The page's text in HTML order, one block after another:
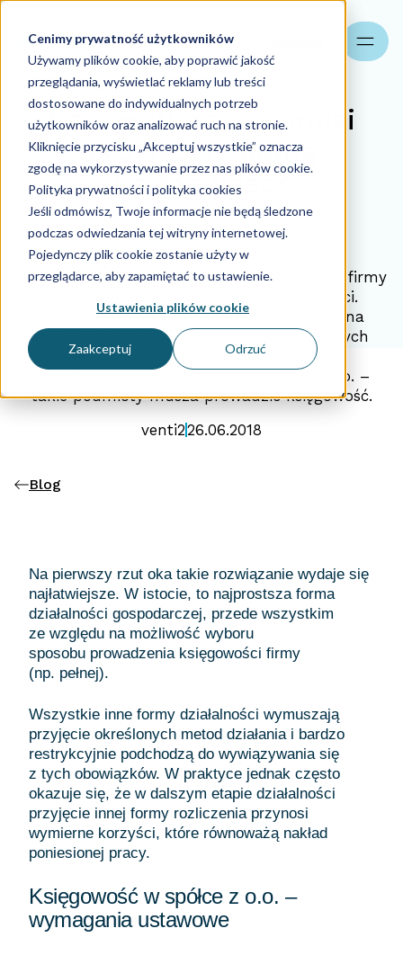
Cenimy prywatność użytkowników
Używamy plików cookie, aby poprawić jakość
przeglądania, wyświetlać reklamy lub treści
dostosowane do indywidualnych potrzeb
użytkowników oraz analizować ruch na stronie.
Kliknięcie przycisku „Akceptuj wszystkie” oznacza
zgodę na wykorzystywanie przez nas plików cookie.
Polityka prywatności i polityka cookies
Jeśli odmówisz, Twoje informacje nie będą śledzone
podczas odwiedzania tej witryny internetowej.
Pojedynczy plik cookie zostanie użyty w
przeglądarce, aby zapamiętać to ustawienie.
Ustawienia plików cookie
Zaakceptuj Odrzuć
Czy spółka z o.o. musi
prowadzić pełną
księgowość?
26.06.2018
W Polsce istnieje możliwość zarejestrowania firmy
pod kilkoma różnymi typami działalności.
Pierwsze kroki we własnym biznesie można
rozpocząć na kilka sposobów, wśród których
najpopularniejszym jest jednoosobowa
spółka z o.o. –
takie podmioty musza prowadzić księgowość.
venti226.06.2018
Blog
Na pierwszy rzut oka takie rozwiązanie wydaje się
najłatwiejsze. W istocie, to najprostsza forma
działalności gospodarczej, przede wszystkim
ze względu na możliwość wyboru
sposobu prowadzenia księgowości firmy
(np. pełnej).
Wszystkie inne formy działalności wymuszają
przyjęcie określonych metod działania i bardzo
restrykcyjnie podchodzą do wywiązywania się
z tych obowiązków. W praktyce jednak często
okazuje się, że w dalszym etapie działalności
przyjęcie innej formy rozliczenia przynosi
wymierne korzyści, które równoważą nakład
poniesionej pracy.
Księgowość w spółce z o.o. –
wymagania ustawowe